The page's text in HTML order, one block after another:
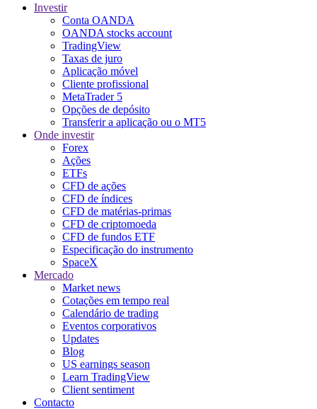
Investir
Conta OANDA
OANDA stocks account
TradingView
Taxas de juro
Aplicação móvel
Cliente profissional
MetaTrader 5
Opções de depósito
Transferir a aplicação ou o MT5
Onde investir
Forex
Ações
ETFs
CFD de ações
CFD de índices
CFD de matérias-primas
CFD de criptomoeda
CFD de fundos ETF
Especificação do instrumento
SpaceX
Mercado
Market news
Cotações em tempo real
Calendário de trading
Eventos corporativos
Updates
Blog
US earnings season
Learn TradingView
Client sentiment
Contacto